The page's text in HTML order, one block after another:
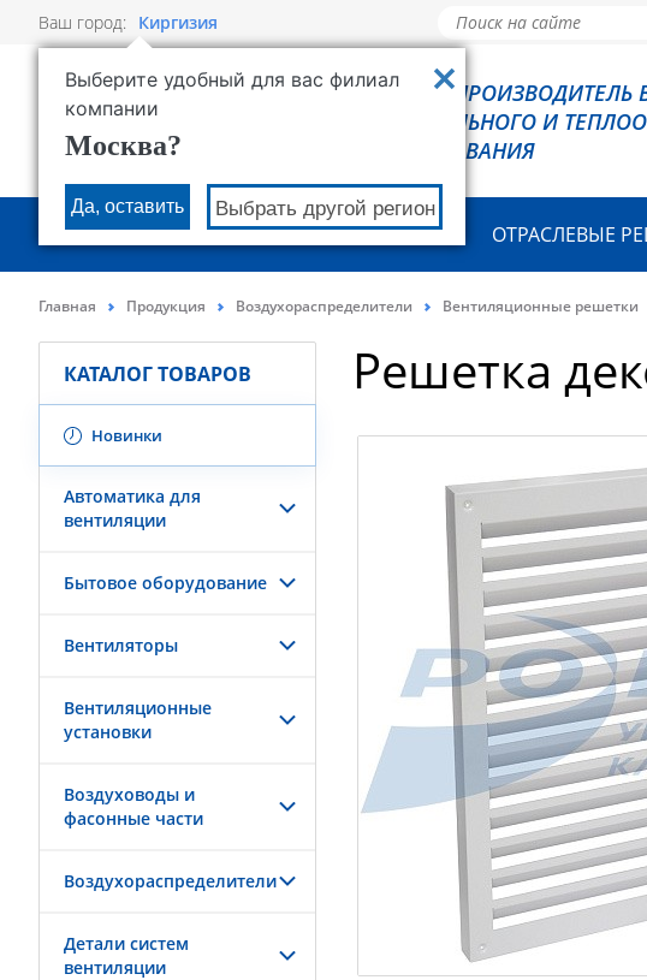
Ваш город: Киргизия
Выберите удобный для вас филиал
компании
Москва?
Да, оставить Выбрать другой регион
РОВЕН - ПРОИЗВОДИТЕЛЬ
ХОЛОДИЛЬНОГО И
ОБОРУДОВАНИЯ
О КОМПАНИИ ПРОДУКЦИЯ ОТРАСЛЕВЫЕ
Главная Продукция Воздухораспределители Вентиляционные решетки
КАТАЛОГ ТОВАРОВ
Новинки
Автоматика для
вентиляции
Бытовое оборудование
Вентиляторы
Вентиляционные
установки
Воздуховоды и
фасонные части
Воздухораспределители
Детали систем
вентиляции
Решетка